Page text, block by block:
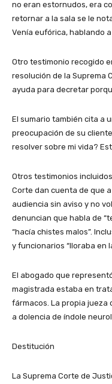
no eran estornudos, era
retornar a la sala se le
Venía eufórica, hablando
Otro testimonio recogido
resolución de la Suprema
ayuda para decretar
El sumario también cita a
preocupación de su
resolver sobre mi vida?
Otros testimonios
Corte dan cuenta de que
audiencia sin aviso y no
denuncian que habla de
“hacía chistes malos”.
y funcionarios “lloraba en
El abogado que
magistrada estaba en
fármacos. La propia jueza
a dolencia de índole
Destitución
La Suprema Corte de